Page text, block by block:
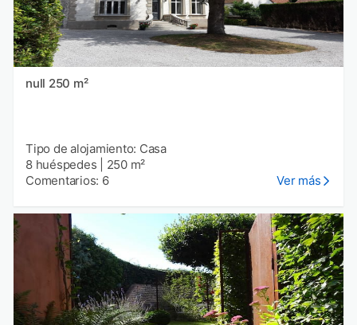
null 250 m²
Tipo de alojamiento: Casa
8 huéspedes
250 m²
Comentarios: 6
Ver más